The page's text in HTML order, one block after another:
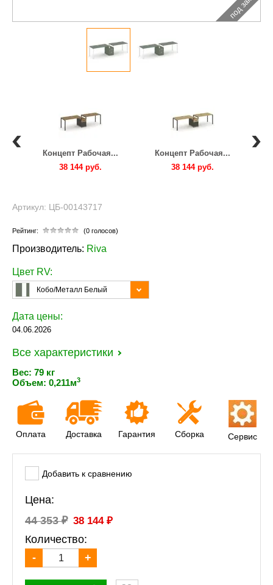
Концепт Рабочая...
38 144 руб.
Концепт Рабочая...
38 144 руб.
Артикул: ЦБ-00143717
Рейтинг: (0 голосов)
Производитель: Riva
Цвет RV:
Кобо/Металл Белый
Дата цены:
04.06.2026
Все характеристики
Вес: 79 кг
Объем: 0,211м3
Оплата Доставка Гарантия Сборка Сервис
Добавить к сравнению
Цена:
44 353₽ 38 144 ₽
Количество:
-
+